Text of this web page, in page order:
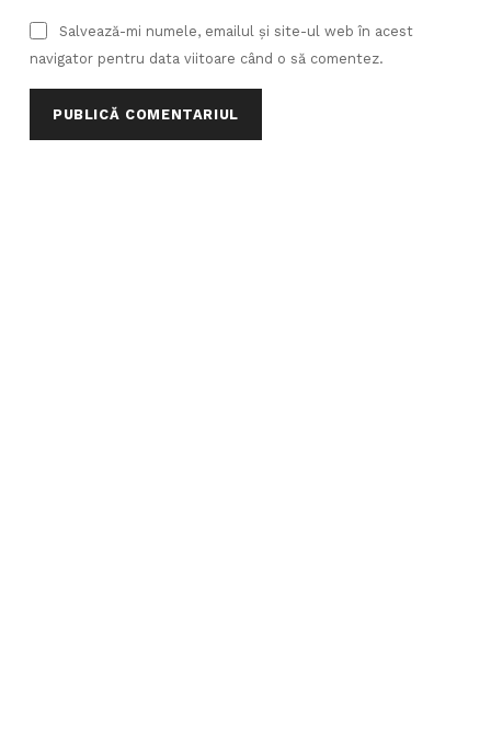
Salvează-mi numele, emailul și site-ul web în acest
navigator pentru data viitoare când o să comentez.